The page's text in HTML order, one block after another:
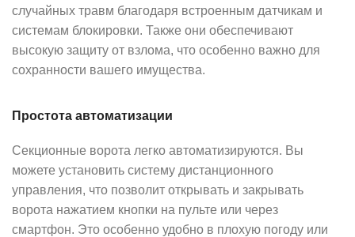
случайных травм благодаря встроенным датчикам и
системам блокировки. Также они обеспечивают
высокую защиту от взлома, что особенно важно для
сохранности вашего имущества.
Простота автоматизации
Секционные ворота легко автоматизируются. Вы
можете установить систему дистанционного
управления, что позволит открывать и закрывать
ворота нажатием кнопки на пульте или через
смартфон. Это особенно удобно в плохую погоду или